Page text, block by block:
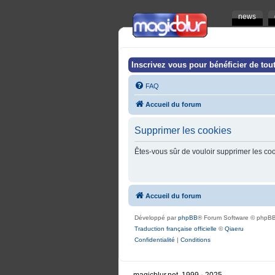
news
Inscrivez vous pour bénéficier de
FAQ
Accueil du forum
Supprimer les cookies
Êtes-vous sûr de vouloir supprimer les
Accueil du forum
Développé parphpBB® Forum Software ©
Traduction française officielle ©Qiaeru
Confidentialité | Conditions